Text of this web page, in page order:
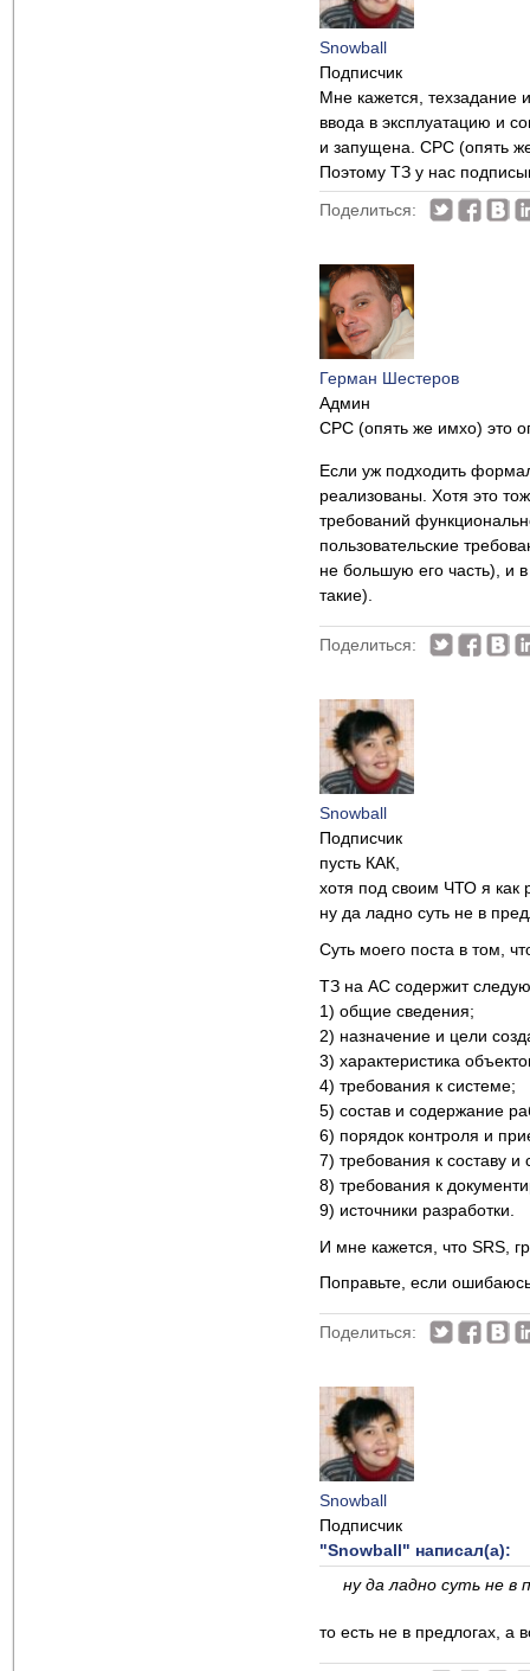
Snowball
Подписчик
Мне кажется, техзадание
ввода в эксплуатацию и
и запущена. СРС (опять
Поэтому ТЗ у нас
Поделиться:
Герман Шестеров
Админ
СРС (опять же имхо) это
Если уж подходить
реализованы. Хотя это
требований
пользовательские
не большую его часть), и
такие).
Поделиться:
Snowball
Подписчик
пусть КАК,
хотя под своим ЧТО я как
ну да ладно суть не в
Суть моего поста в том,
ТЗ на АС содержит
1) общие сведения;
2) назначение и цели
3) характеристика
4) требования к системе;
5) состав и содержание
6) порядок контроля и
7) требования к составу
8) требования к
9) источники разработки.
И мне кажется, что SRS,
Поправьте, если
Поделиться:
Snowball
Подписчик
"Snowball" написал(а):
ну да ладно суть не в
то есть не в предлогах, а